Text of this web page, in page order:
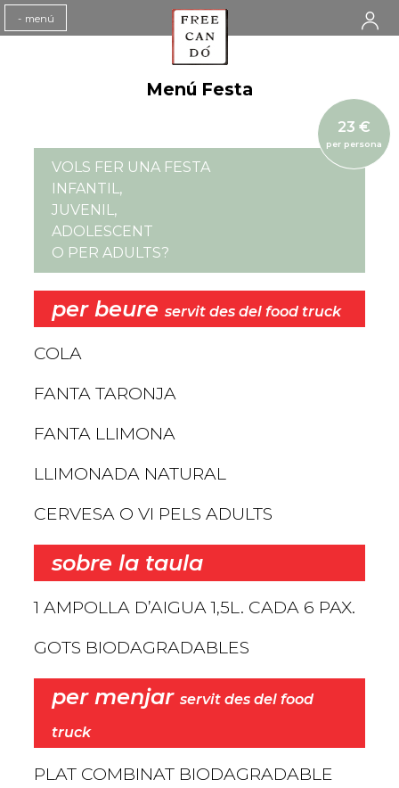
Toggle
navigation
- menú
Menú Festa
VOLS FER UNA FESTA
INFANTIL,
JUVENIL,
ADOLESCENT
O PER ADULTS?
23 €
per persona
per beure servit des del food truck
COLA
FANTA TARONJA
FANTA LLIMONA
LLIMONADA NATURAL
CERVESA O VI PELS ADULTS
sobre la taula
1 AMPOLLA D’AIGUA 1,5L. CADA 6 PAX.
GOTS BIODAGRADABLES
per menjar servit des del food
truck
PLAT COMBINAT BIODAGRADABLE